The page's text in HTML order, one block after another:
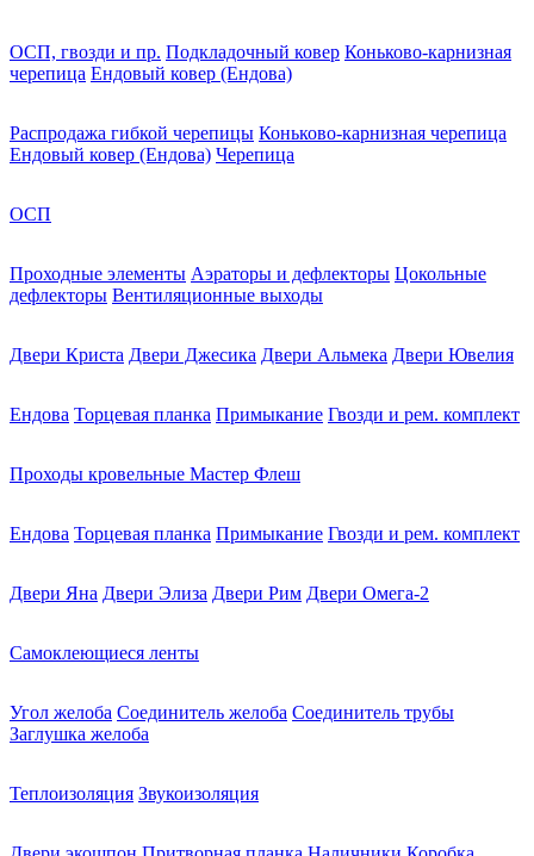
ОСП, гвозди и пр. Подкладочный ковер Коньково-карнизная
черепица Ендовый ковер (Ендова)
Распродажа гибкой черепицы Коньково-карнизная черепица
Ендовый ковер (Ендова) Черепица
ОСП
Проходные элементы Аэраторы и дефлекторы Цокольные
дефлекторы Вентиляционные выходы
Двери Криста Двери Джесика Двери Альмека Двери Ювелия
Ендова Торцевая планка Примыкание Гвозди и рем. комплект
Проходы кровельные Мастер Флеш
Ендова Торцевая планка Примыкание Гвозди и рем. комплект
Двери Яна Двери Элиза Двери Рим Двери Омега-2
Самоклеющиеся ленты
Угол желоба Соединитель желоба Соединитель трубы
Заглушка желоба
Теплоизоляция Звукоизоляция